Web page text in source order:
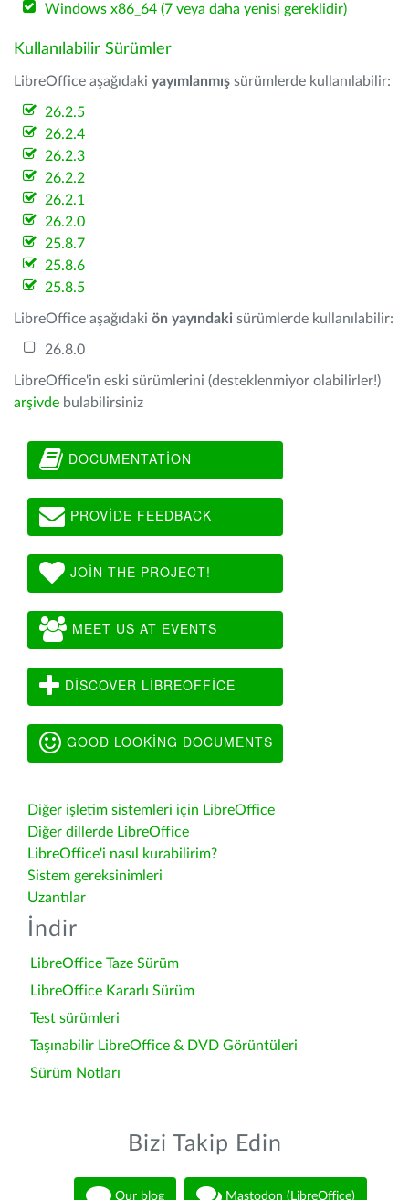
Windows x86_64 (7 veya daha yenisi gereklidir)
Kullanılabilir Sürümler
LibreOffice aşağıdaki yayımlanmış sürümlerde kullanılabilir:
26.2.5
26.2.4
26.2.3
26.2.2
26.2.1
26.2.0
25.8.7
25.8.6
25.8.5
LibreOffice aşağıdaki ön yayındaki sürümlerde kullanılabilir:
26.8.0
LibreOffice'in eski sürümlerini (desteklenmiyor olabilirler!)
arşivde bulabilirsiniz
DOCUMENTATION
PROVIDE FEEDBACK
JOIN THE PROJECT!
MEET US AT EVENTS
DISCOVER LIBREOFFICE
GOOD LOOKING DOCUMENTS
Diğer işletim sistemleri için LibreOffice
Diğer dillerde LibreOffice
LibreOffice'i nasıl kurabilirim?
Sistem gereksinimleri
Uzantılar
İndir
LibreOffice Taze Sürüm
LibreOffice Kararlı Sürüm
Test sürümleri
Taşınabilir LibreOffice & DVD Görüntüleri
Sürüm Notları
Bizi Takip Edin
Our blog Mastodon (LibreOffice)